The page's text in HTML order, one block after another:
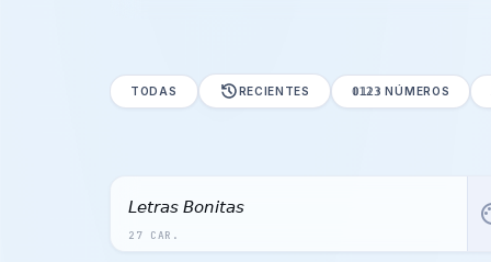
TODAS RECIENTES 𝟘𝟙𝟚𝟛 NÚMEROS
27 CAR.
𝘓𝘦𝘵𝘳𝘢𝘴 𝘉𝘰𝘯𝘪𝘵𝘢𝘴